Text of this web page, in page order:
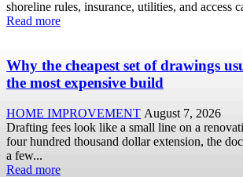
shoreline rules, insurance, utilities, and access
Read more
Why the cheapest set of drawings
the most expensive build
HOME IMPROVEMENT August 7, 2026
Drafting fees look like a small line on a
four hundred thousand dollar extension, the
a few...
Read more